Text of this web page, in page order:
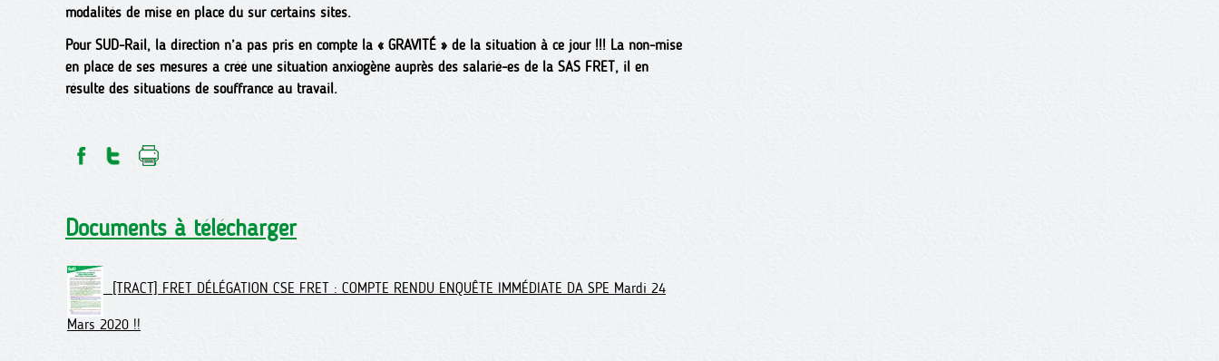
modalités de mise en place du sur certains sites.
Pour SUD-Rail, la direction n’a pas pris en compte la « GRAVITÉ » de la situation à ce jour !!! La non-mise
en place de ses mesures a créé une situation anxiogène auprès des salarié-es de la SAS FRET, il en
résulte des situations de souffrance au travail.
Documents à télécharger
[TRACT] FRET DÉLÉGATION CSE FRET : COMPTE RENDU ENQUÊTE IMMÉDIATE DA SPE Mardi 24
Mars 2020 !!